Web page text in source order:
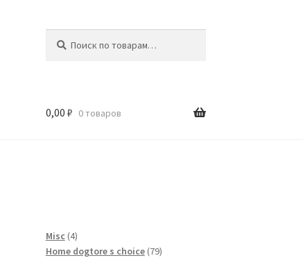
0,00 ₽ 0 товаров
Misc 44
товара
Home dogtore s choice 7979